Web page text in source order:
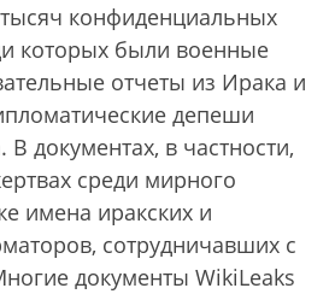
конфиденциальных
которых были военные
отчеты из Ирака и
депеши
В документах, в частности,
среди мирного
имена иракских и
сотрудничавших с
документы WikiLeaks